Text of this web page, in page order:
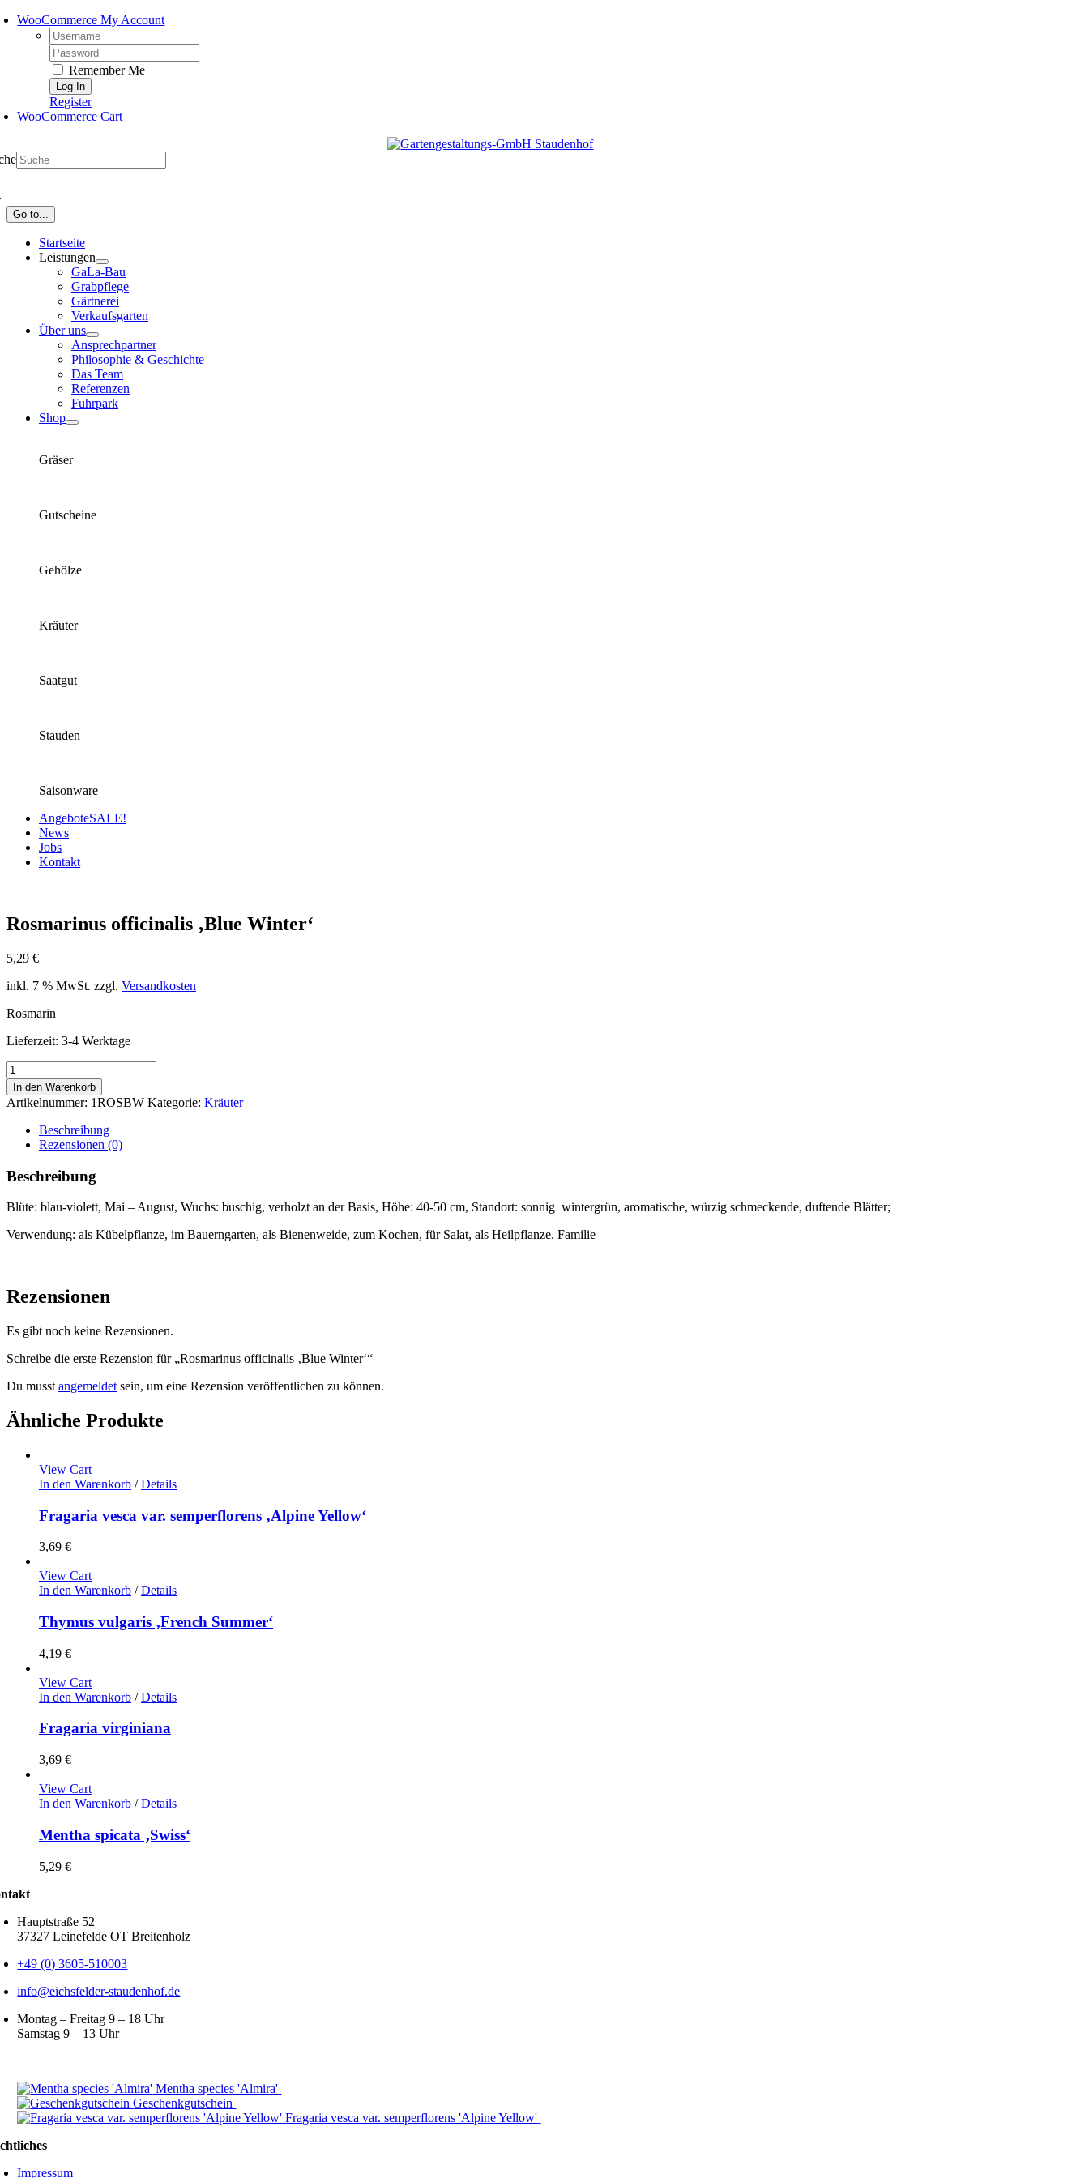
SkipWooCommerce My Account
Username:
Password:
Remember Me
Register
WooCommerce Cart
Go to...
Startseite
Leistungen
GaLa-Bau
Grabpflege
Gärtnerei
Verkaufsgarten
Über uns
Ansprechpartner
Philosophie & Geschichte
Das Team
Referenzen
Fuhrpark
Shop
Gräser
Gutscheine
Gehölze
Kräuter
Saatgut
Stauden
Saisonware
AngeboteSALE!
News
Jobs
Kontakt
Rosmarinus officinalis ‚Blue Winter‘
5,29 €
inkl. 7 % MwSt. zzgl. Versandkosten
Rosmarin
Lieferzeit: 3-4 Werktage
Rosmarinus
officinalis
'Blue
Winter'
Menge
In den Warenkorb
Artikelnummer: 1ROSBW Kategorie: Kräuter
Beschreibung
Rezensionen (0)
Beschreibung
Blüte: blau-violett, Mai – August, Wuchs: buschig, verholzt an der Basis, Höhe: 40-50 cm, Standort: sonnig wintergrün, aromatische, würzig schmeckende, duftende Blätter;
Verwendung: als Kübelpflanze, im Bauerngarten, als Bienenweide, zum Kochen, für Salat, als Heilpflanze. Familie
Rezensionen
Es gibt noch keine Rezensionen.
Schreibe die erste Rezension für „Rosmarinus officinalis ‚Blue Winter‘“
Du musst angemeldet sein, um eine Rezension veröffentlichen zu können.
Ähnliche Produkte
View Cart
In den Warenkorb / Details
Fragaria vesca var. semperflorens ‚Alpine Yellow‘
3,69 €
View Cart
In den Warenkorb / Details
Thymus vulgaris ‚French Summer‘
4,19 €
View Cart
In den Warenkorb / Details
Fragaria virginiana
3,69 €
View Cart
In den Warenkorb / Details
Mentha spicata ‚Swiss‘
5,29 €
Hauptstraße 52
37327 Leinefelde OT Breitenholz
+49 (0) 3605-510003
info@eichsfelder-staudenhof.de
Montag – Freitag 9 – 18 Uhr
Samstag 9 – 13 Uhr
Mentha species 'Almira'
Geschenkgutschein
Fragaria vesca var. semperflorens 'Alpine Yellow'
Impressum